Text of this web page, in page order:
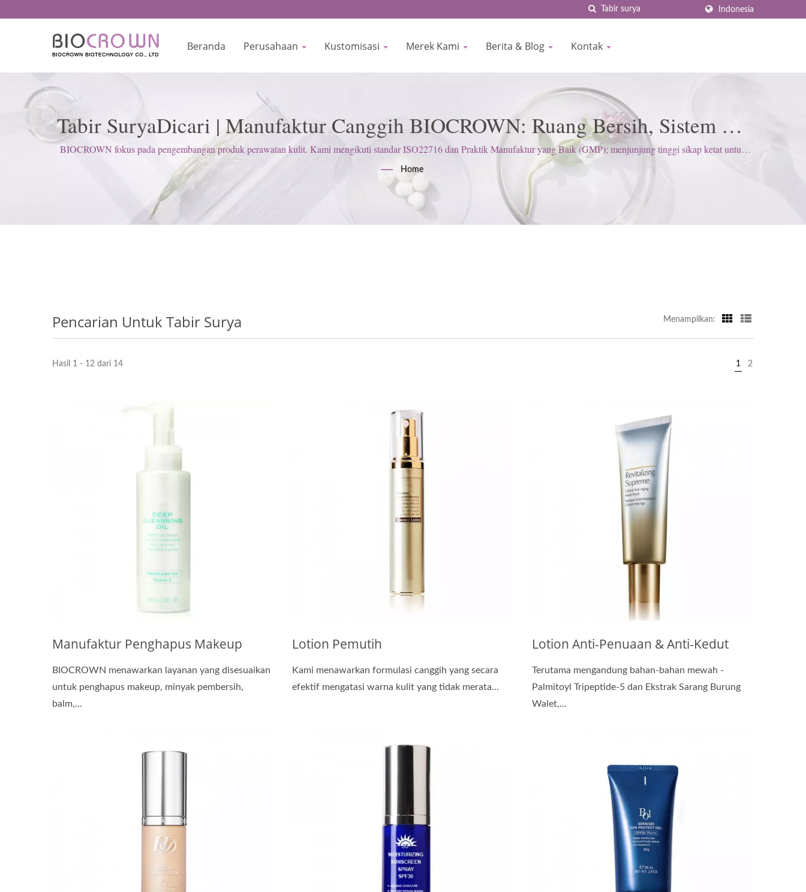
Indonesia
Beranda Perusahaan Kustomisasi Merek Kami Berita & Blog Kontak
Tabir SuryaDicari | Manufaktur Canggih BIOCROWN: Ruang Bersih, Sistem RO
& Kontrol Kualitas
BIOCROWN fokus pada pengembangan produk perawatan kulit. Kami mengikuti standar ISO22716 dan Praktik Manufaktur yang Baik (GMP); menjunjung tinggi sikap ketat untuk
memenuhi harapan pelanggan.
Home
Pencarian Untuk Tabir Surya Menampilkan:
Hasil 1 - 12 dari 14 1 2
Manufaktur Penghapus Makeup
BIOCROWN menawarkan layanan yang disesuaikan
untuk penghapus makeup, minyak pembersih,
balm,...
Lotion Pemutih
Kami menawarkan formulasi canggih yang secara
efektif mengatasi warna kulit yang tidak merata...
Lotion Anti-Penuaan & Anti-Kedut
Terutama mengandung bahan-bahan mewah -
Palmitoyl Tripeptide-5 dan Ekstrak Sarang Burung
Walet,...